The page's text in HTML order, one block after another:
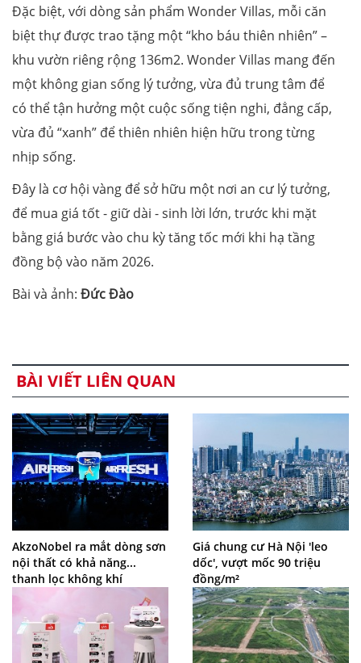
Đặc biệt, với dòng sản phẩm Wonder Villas, mỗi căn
biệt thự được trao tặng một “kho báu thiên nhiên” –
khu vườn riêng rộng 136m2. Wonder Villas mang đến
một không gian sống lý tưởng, vừa đủ trung tâm để
có thể tận hưởng một cuộc sống tiện nghi, đẳng cấp,
vừa đủ “xanh” để thiên nhiên hiện hữu trong từng
nhịp sống.
Đây là cơ hội vàng để sở hữu một nơi an cư lý tưởng,
để mua giá tốt - giữ dài - sinh lời lớn, trước khi mặt
bằng giá bước vào chu kỳ tăng tốc mới khi hạ tầng
đồng bộ vào năm 2026.
Bài và ảnh: Đức Đào
BÀI VIẾT LIÊN QUAN
AkzoNobel ra mắt dòng sơn
nội thất có khả năng...
thanh lọc không khí
Giá chung cư Hà Nội 'leo
dốc', vượt mốc 90 triệu
đồng/m²